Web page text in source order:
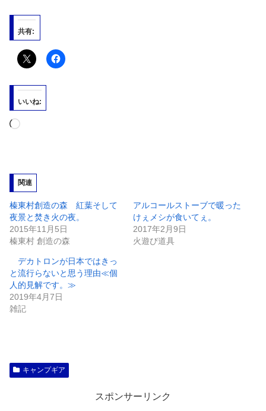
共有:
いいね:
読
み
中…
関連
榛東村創造の森 紅葉そして
夜景と焚き火の夜。
2015年11月5日
榛東村 創造の森
アルコールストーブで暖った
けぇメシが食いてぇ。
2017年2月9日
火遊び道具
デカトロンが日本ではきっ
と流行らないと思う理由≪個
人的見解です。≫
2019年4月7日
雑記
キャンプギア
スポンサーリンク